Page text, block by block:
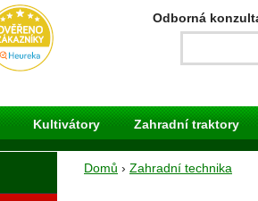
Odborná
Kultivátory Zahradní traktory
Domů › Zahradní technika